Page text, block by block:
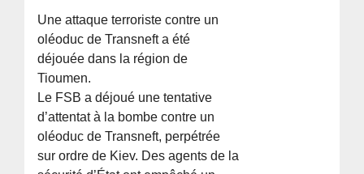
Une attaque terroriste contre un
oléoduc de Transneft a été
déjouée dans la région de
Tioumen.
Le FSB a déjoué une tentative
d’attentat à la bombe contre un
oléoduc de Transneft, perpétrée
sur ordre de Kiev. Des agents de la